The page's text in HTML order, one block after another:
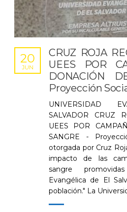
CRUZ ROJA
UEES POR
DONACIÓN
Proyección
20
JUN
UNIVERSIDAD
SALVADOR CRUZ
UEES POR
SANGRE -
otorgada por Cruz
impacto de las
sangre
Evangélica de El
población." La